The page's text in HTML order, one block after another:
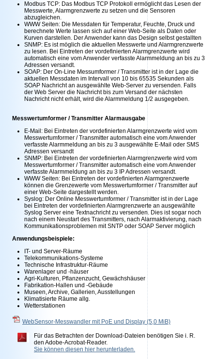
Modbus TCP: Das Modbus TCP Protokoll ermöglicht das Lesen der
Messwerte, Alarmgrenzwerte zu setzen und die Sensoren
abzugleichen.
WWW Seiten: Die Messdaten für Temperatur, Feuchte, Druck und
berechnete Werte lassen sich auf einer Web-Seite als Daten oder
Kurven darstellen. Der Anwender kann das Design selbst gestallten
SNMP: Es ist möglich die aktuellen Messwerte und Alarmgrenzwerte
zu lesen. Bei Eintreten der vordefinierten Alarmgrenzwerte wird
automatisch eine vom Anwender verfasste Alarmmeldung an bis zu 3
Adressen versandt.
SOAP: Der On-Line Messumformer / Transmitter ist in der Lage die
aktuellen Messdaten im Intervall von 10 bis 65535 Sekunden als
SOAP Nachricht an ausgewählte Web-Server zu versenden. Falls
der Web Server die Nachricht bis zum Versand der nächsten
Nachricht nicht erhält, wird die Alarmmeldung 1/2 ausgegeben.
Messwertumformer / Transmitter Alarmausgabe
E-Mail: Bei Eintreten der vordefinierten Alarmgrenzwerte wird vom
Messwertumformer / Transmitter automatisch eine vom Anwender
verfasste Alarmmeldung an bis zu 3 ausgewählte E-Mail oder SMS
Adressen versandt
SNMP: Bei Eintreten der vordefinierten Alarmgrenzwerte wird vom
Messwertumformer / Transmitter automatisch eine vom Anwender
verfasste Alarmmeldung an bis zu 3 IP Adressen versandt.
WWW Seiten: Bei Eintreten der vordefinierten Alarmgrenzwerte
können die Grenzewerte vom Messwertumformer / Transmitter auf
einer Web-Seite dargestellt werden.
Syslog: Der Online Messwertumformer / Transmitter ist in der Lage
bei Eintreten der vordefinierten Alarmgrenzwerte an ausgewählte
Syslog Server eine Textnachricht zu versenden. Dies ist sogar noch
nach einem Neustart des Transmitters, nach Alarmaktivierung, nach
Kommunikationsproblemen mit SNTP oder SOAP Server möglich
Anwendungsbeispiele:
IT- und Server-Räume
Telekommunikations-Systeme
Technische Infrastruktur-Räume
Warenlager und -häuser
Agri-Kulturen, Pflanzenzucht, Gewächshäuser
Fabrikation-Hallen und -Gebäude
Museen, Archive, Gallerien, Ausstellungen
Klimatisierte Räume allg.
Wetterstationen
WebSensor-Messwandler mit PoE und Display (5,0 MiB)
Für das Betrachten der Download-Dateien benötigen Sie i. R.
den Adobe-Acrobat-Reader.
Sie können diesen hier herunterladen.